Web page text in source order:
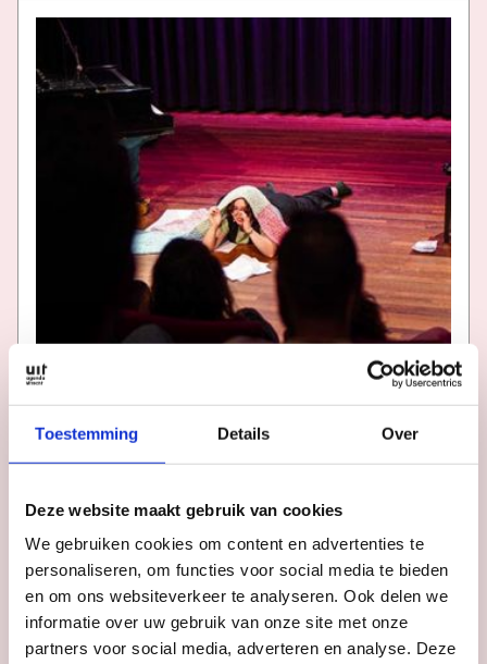
Toestemming Details Over
Deze website maakt gebruik van cookies
We gebruiken cookies om content en advertenties te
personaliseren, om functies voor social media te bieden
en om ons websiteverkeer te analyseren. Ook delen we
informatie over uw gebruik van onze site met onze
partners voor social media, adverteren en analyse. Deze
CABARET & STAND-UP
Springplank! Try-out cabaret
Parnassos Cultuurcentrum
Datum
do 15 okt t/m do 15 apr